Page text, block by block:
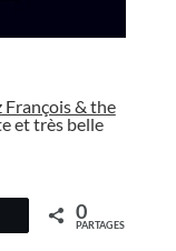
François & the
et très belle
0
PARTAGES